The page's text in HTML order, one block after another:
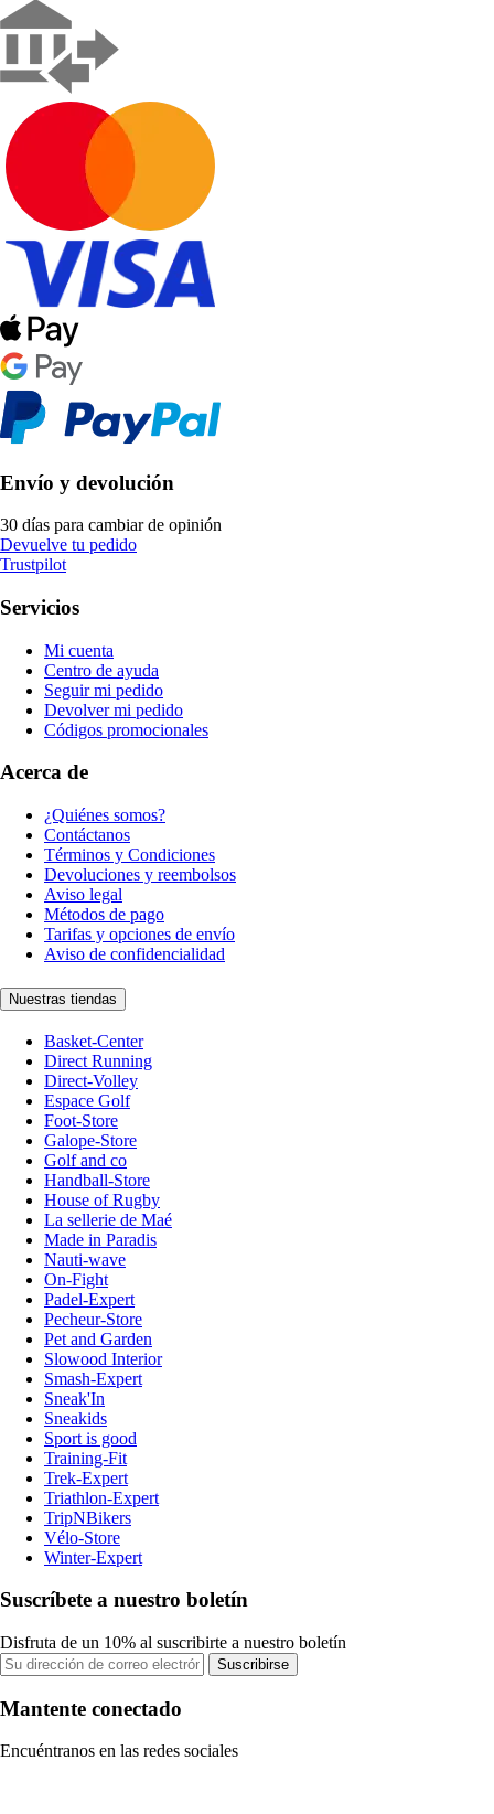
Envío y devolución
30 días para cambiar de opinión
Devuelve tu pedido
Trustpilot
Servicios
Mi cuenta
Centro de ayuda
Seguir mi pedido
Devolver mi pedido
Códigos promocionales
Acerca de
¿Quiénes somos?
Contáctanos
Términos y Condiciones
Devoluciones y reembolsos
Aviso legal
Métodos de pago
Tarifas y opciones de envío
Aviso de confidencialidad
Nuestras tiendas
Basket-Center
Direct Running
Direct-Volley
Espace Golf
Foot-Store
Galope-Store
Golf and co
Handball-Store
House of Rugby
La sellerie de Maé
Made in Paradis
Nauti-wave
On-Fight
Padel-Expert
Pecheur-Store
Pet and Garden
Slowood Interior
Smash-Expert
Sneak'In
Sneakids
Sport is good
Training-Fit
Trek-Expert
Triathlon-Expert
TripNBikers
Vélo-Store
Winter-Expert
Suscríbete a nuestro boletín
Disfruta de un 10% al suscribirte a nuestro boletín
Suscribirse
Mantente conectado
Encuéntranos en las redes sociales